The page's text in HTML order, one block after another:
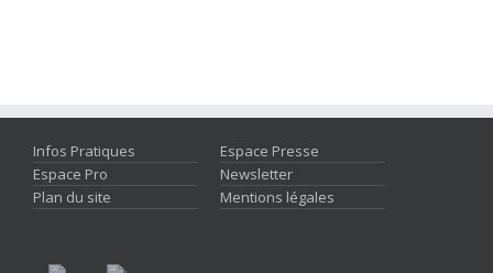
Infos Pratiques
Espace Presse
Espace Pro
Newsletter
Plan du site
Mentions légales